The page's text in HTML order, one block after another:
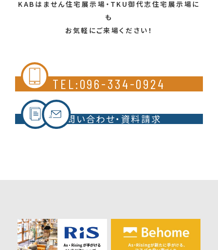
KABはません住宅展示場・TKU御代志住宅展示場に
も
お気軽にご来場ください！
TEL:096-334-0924
お問い合わせ・資料請求